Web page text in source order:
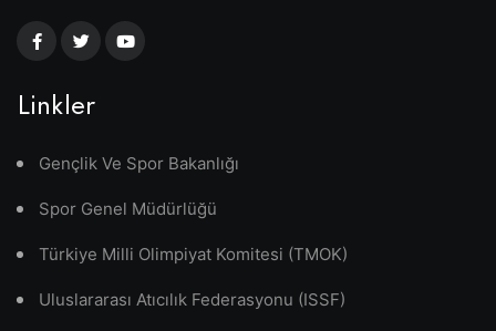
Linkler
Gençlik Ve Spor Bakanlığı
Spor Genel Müdürlüğü
Türkiye Milli Olimpiyat Komitesi (TMOK)
Uluslararası Atıcılık Federasyonu (ISSF)